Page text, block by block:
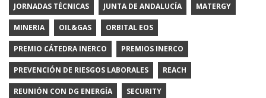
JORNADAS TÉCNICAS JUNTA DE ANDALUCÍA MATERGY
MINERIA OIL&GAS ORBITAL EOS
PREMIO CÁTEDRA INERCO PREMIOS INERCO
PREVENCIÓN DE RIESGOS LABORALES REACH
REUNIÓN CON DG ENERGÍA SECURITY